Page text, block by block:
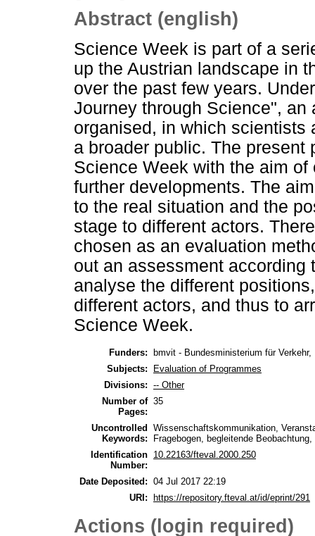
Abstract (english)
Science Week is part of a
up the Austrian landscape in
over the past few years.
Journey through Science",
organised, in which scientists
a broader public. The
Science Week with the aim
further developments. The
to the real situation and the
stage to different actors.
chosen as an evaluation
out an assessment according
analyse the different
different actors, and thus to
Science Week.
Funders:
bmvit - Bundesministerium für
Subjects:
Evaluation of Programmes
Divisions: -- Other
Number of
Pages:
35
Uncontrolled
Keywords:
Wissenschaftskommunikation,
Fragebogen, begleitende
Identification
Number:
10.22163/fteval.2000.250
Date Deposited: 04 Jul 2017 22:19
URI:
https://repository.fteval.at/id/eprint/291
Actions (login required)